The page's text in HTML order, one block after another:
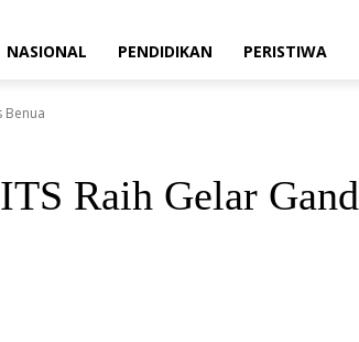
NASIONAL PENDIDIKAN PERISTIWA
Benua
Raih Gelar